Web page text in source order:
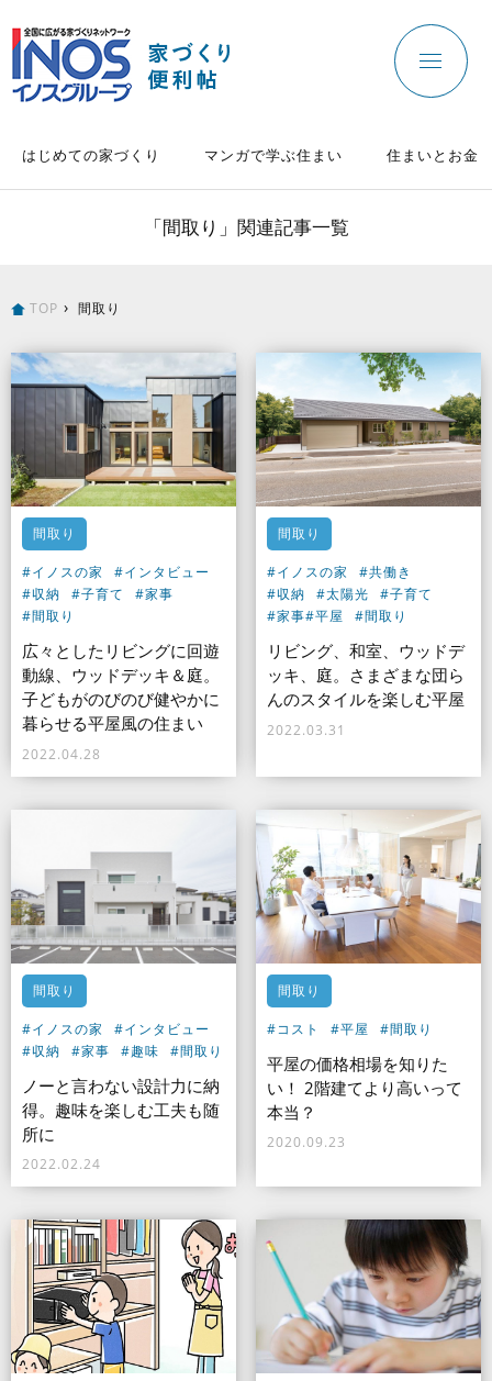
はじめての家づくり マンガで学ぶ住まい 住まいとお金
「間取り」関連記事一覧
TOP 間取り
間取り
#イノスの家
#インタビュー
#収納
#子育て
#家事
#間取り
広々としたリビングに回遊
動線、ウッドデッキ＆庭。
子どもがのびのび健やかに
暮らせる平屋風の住まい
2022.04.28
間取り
#イノスの家
#共働き
#収納
#太陽光
#子育て
#家事#平屋 #間取り
リビング、和室、ウッドデ
ッキ、庭。さまざまな団ら
んのスタイルを楽しむ平屋
2022.03.31
間取り
#イノスの家
#インタビュー
#収納
#家事 #趣味 #間取り
ノーと言わない設計力に納
得。趣味を楽しむ工夫も随
所に
2022.02.24
間取り
#コスト #平屋 #間取り
平屋の価格相場を知りた
い！ 2階建てより高いって
本当？
2020.09.23